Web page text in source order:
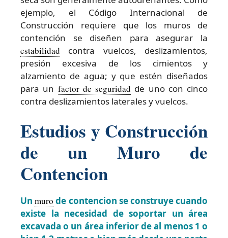
ejemplo, el Código Internacional de
Construcción requiere que los muros de
contención se diseñen para asegurar la
estabilidad contra vuelcos, deslizamientos,
presión excesiva de los cimientos y
alzamiento de agua; y que estén diseñados
para un factor de seguridad de uno con cinco
contra deslizamientos laterales y vuelcos.
Estudios y Construcción
de un Muro de
Contencion
Unmuro de contencion se construye cuando
existe la necesidad de soportar un área
excavada o un área inferior de al menos 1 o